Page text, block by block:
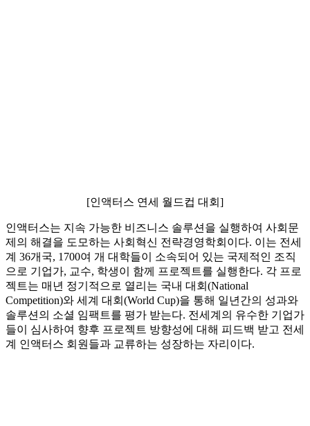
[인액터스 연세 월드컵 대회]
인액터스는 지속 가능한 비즈니스 솔루션을 실행하여 사회문
제의 해결을 도모하는 사회혁신 전략경영학회이다. 이는 전세
계 36개국, 1700여 개 대학들이 소속되어 있는 국제적인 조직
으로 기업가, 교수, 학생이 함께 프로젝트를 실행한다. 각 프로
젝트는 매년 정기적으로 열리는 국내 대회(National
Competition)와 세계 대회(World Cup)을 통해 일년간의 성과와
솔루션의 소셜 임팩트를 평가 받는다. 전세계의 유수한 기업가
들이 심사하여 향후 프로젝트 방향성에 대해 피드백 받고 전세
계 인액터스 회원들과 교류하는 성장하는 자리이다.